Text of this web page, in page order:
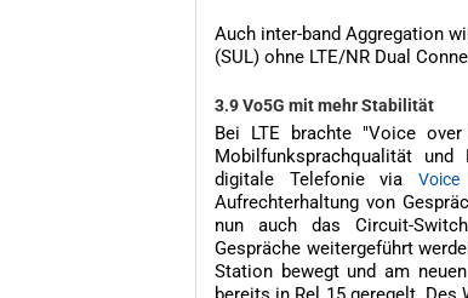
Auch inter-band Aggregation
(SUL) ohne LTE/NR Dual
3.9 Vo5G mit mehr Stabilität
Bei LTE brachte "Voice
Mobilfunksprachqualität
digitale Telefonie via
Aufrechterhaltung von
nun auch das Circuit-
Gespräche weitergeführt
Station bewegt und am